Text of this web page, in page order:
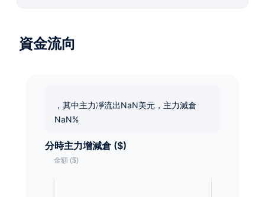
資金流向
，其中主力凈流出NaN美元，主力減倉
NaN%
分時主力增減倉 ($)